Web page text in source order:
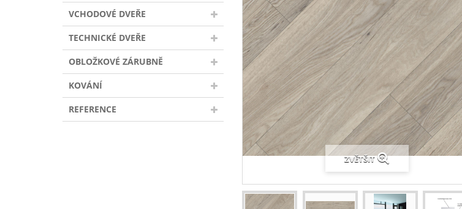
VCHODOVÉ DVEŘE
TECHNICKÉ DVEŘE
OBLOŽKOVÉ ZÁRUBNĚ
KOVÁNÍ
REFERENCE
ZVĚTŠIT